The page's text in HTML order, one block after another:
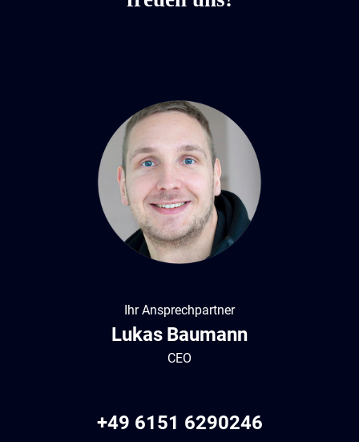
Ihr Ansprechpartner
Lukas Baumann
CEO
+49 6151 6290246